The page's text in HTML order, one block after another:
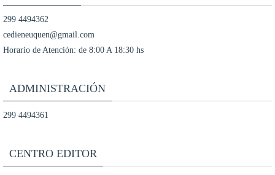
299 4494362
cedieneuquen@gmail.com
Horario de Atención: de 8:00 A 18:30 hs
ADMINISTRACIÓN
299 4494361
CENTRO EDITOR